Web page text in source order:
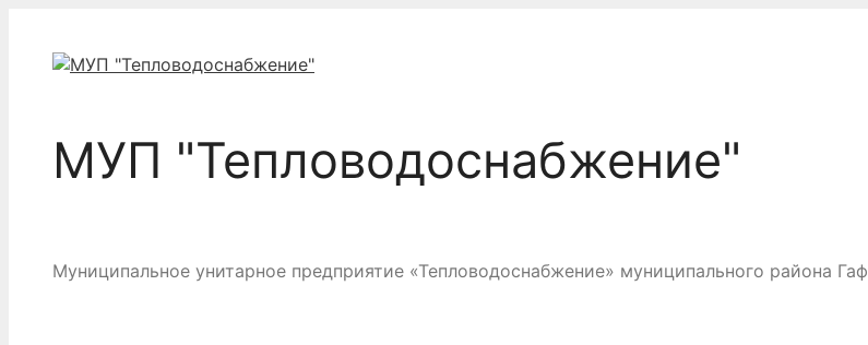
содержимому
МУП "Тепловодоснабжение"
Муниципальное унитарное предприятие «Тепловодоснабжение» муниципального района